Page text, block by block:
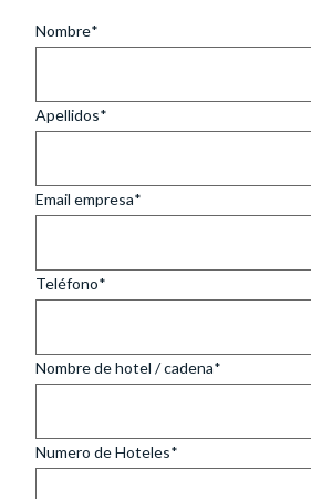
Nombre
Apellidos
Email empresa
Teléfono
Nombre de hotel / cadena
Numero de Hoteles